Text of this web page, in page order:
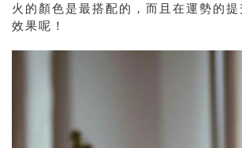
火的顏色是最搭配的，而且在運勢的
效果呢！